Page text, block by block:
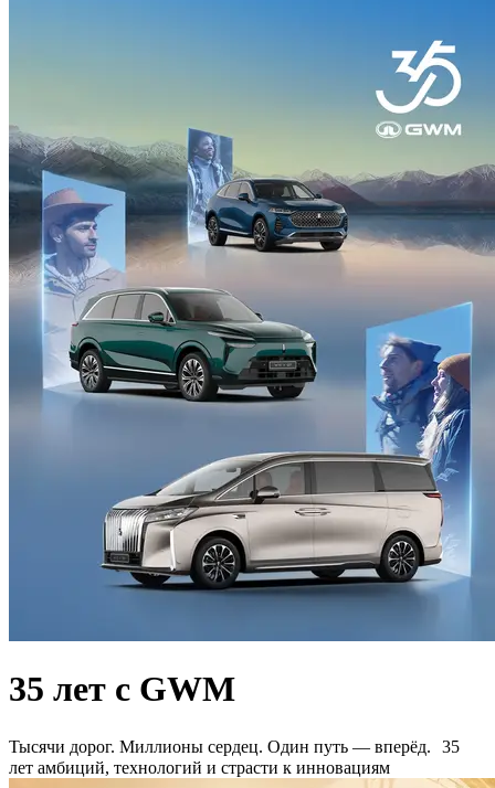
35 лет с GWM
Тысячи дорог. Миллионы сердец. Один путь — вперёд. 35
лет амбиций, технологий и страсти к инновациям